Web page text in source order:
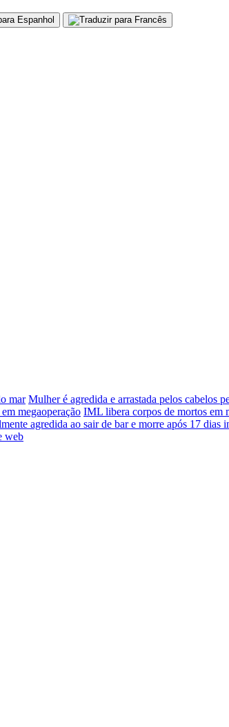
mar Mulher é agredida e arrastada pelos cabelos
megaoperação IML libera corpos de mortos em
agredida ao sair de bar e morre após 17 dias
web